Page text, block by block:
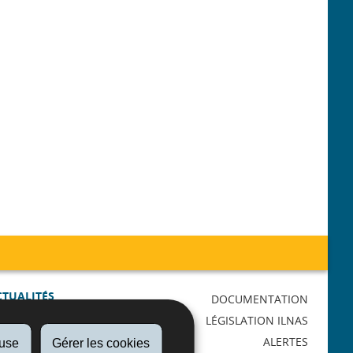
Gérer les cookies
DOCUMENTATION
LÉGISLATION ILNAS
ALERTES